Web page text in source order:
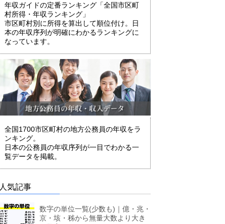
年収ガイドの定番ランキング「全国市区町
村所得・年収ランキング」
市区町村別に所得を算出して順位付け。日
本の年収序列が明確にわかるランキングに
なっています。
全国1700市区町村の地方公務員の年収をラ
ンキング。
日本の公務員の年収序列が一目でわかる一
覧データを掲載。
人気記事
数字の単位一覧(少数も)｜億・兆・
京・垓・秭から無量大数より大き